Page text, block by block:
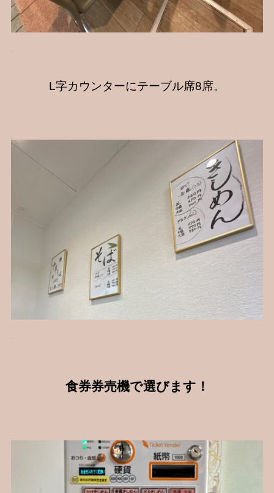
L字カウンターにテーブル席8席。
食券券売機で選びます！